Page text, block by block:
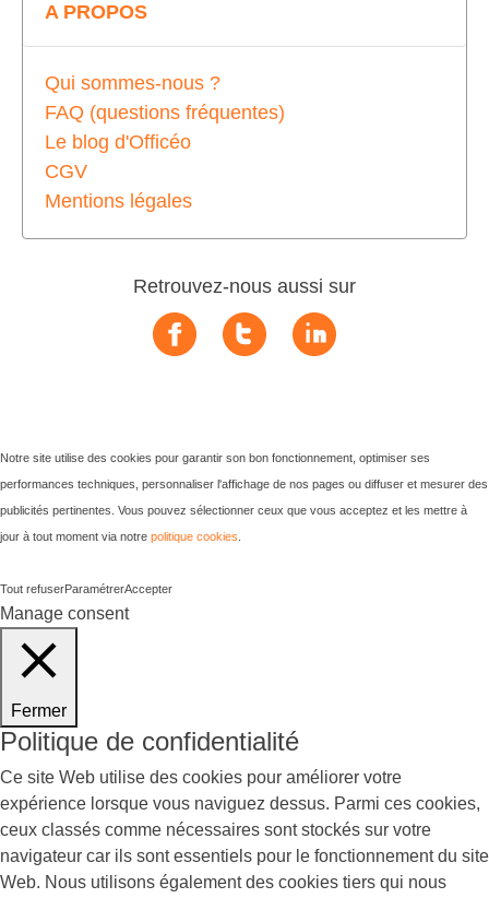
A PROPOS
Qui sommes-nous ?
FAQ (questions fréquentes)
Le blog d'Officéo
CGV
Mentions légales
Retrouvez-nous aussi sur
Notre site utilise des cookies pour garantir son bon fonctionnement, optimiser ses
performances techniques, personnaliser l'affichage de nos pages ou diffuser et mesurer des
publicités pertinentes. Vous pouvez sélectionner ceux que vous acceptez et les mettre à
jour à tout moment via notre politique cookies
Tout refuserParamétrerAccepter
Manage consent
Fermer
Politique de confidentialité
Ce site Web utilise des cookies pour améliorer votre
expérience lorsque vous naviguez dessus. Parmi ces cookies,
ceux classés comme nécessaires sont stockés sur votre
navigateur car ils sont essentiels pour le fonctionnement du site
Web. Nous utilisons également des cookies tiers qui nous